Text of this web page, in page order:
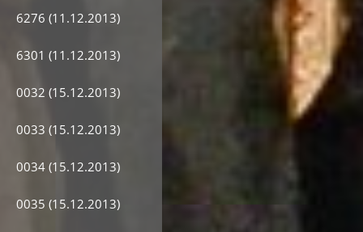
6276 (11.12.2013)
6301 (11.12.2013)
0032 (15.12.2013)
0033 (15.12.2013)
0034 (15.12.2013)
0035 (15.12.2013)